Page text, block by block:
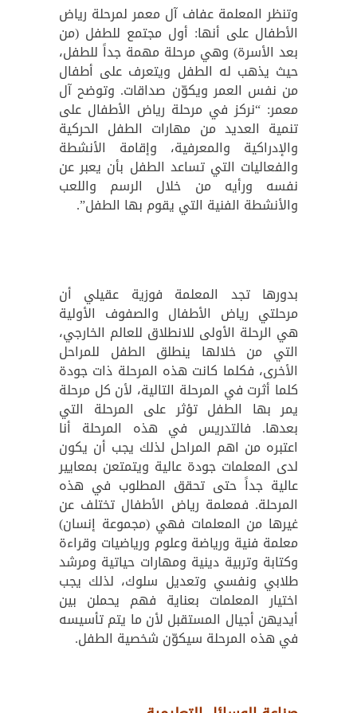
وتنظر المعلمة عفاف آل معمر لمرحلة رياض
الأطفال على أنها: أول مجتمع للطفل (من
بعد الأسرة) وهي مرحلة مهمة جداً للطفل،
حيث يذهب له الطفل ويتعرف على أطفال
من نفس العمر ويكوّن صداقات. وتوضح آل
معمر: “نركز في مرحلة رياض الأطفال على
تنمية العديد من مهارات الطفل الحركية
والإدراكية والمعرفية، وإقامة الأنشطة
والفعاليات التي تساعد الطفل بأن يعبر عن
نفسه ورأيه من خلال الرسم واللعب
والأنشطة الفنية التي يقوم بها الطفل”.
بدورها تجد المعلمة فوزية عقيلي أن
مرحلتي رياض الأطفال والصفوف الأولية
هي الرحلة الأولى للانطلاق للعالم الخارجي،
التي من خلالها ينطلق الطفل للمراحل
الأخرى، فكلما كانت هذه المرحلة ذات جودة
كلما أثرت في المرحلة التالية، لأن كل مرحلة
يمر بها الطفل تؤثر على المرحلة التي
بعدها. فالتدريس في هذه المرحلة أنا
اعتبره من اهم المراحل لذلك يجب أن يكون
لدى المعلمات جودة عالية ويتمتعن بمعايير
عالية جداً حتى تحقق المطلوب في هذه
المرحلة. فمعلمة رياض الأطفال تختلف عن
غيرها من المعلمات فهي (مجموعة إنسان)
معلمة فنية ورياضة وعلوم ورياضيات وقراءة
وكتابة وتربية دينية ومهارات حياتية ومرشد
طلابي ونفسي وتعديل سلوك، لذلك يجب
اختيار المعلمات بعناية فهم يحملن بين
أيديهن أجيال المستقبل لأن ما يتم تأسيسه
في هذه المرحلة سيكوّن شخصية الطفل.